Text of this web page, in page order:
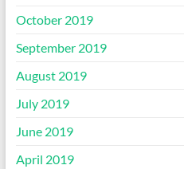
October 2019
September 2019
August 2019
July 2019
June 2019
April 2019